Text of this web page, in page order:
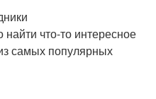
что-то интересное
самых популярных